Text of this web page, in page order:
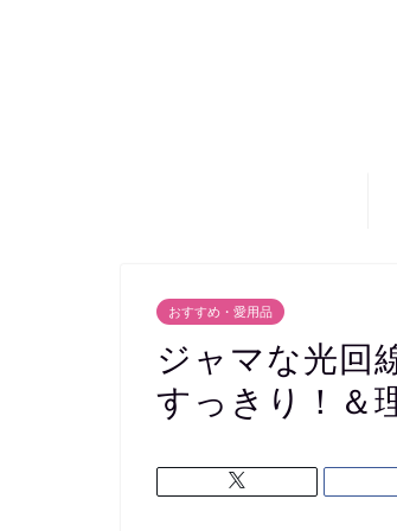
おすすめ・愛用品
ジャマな光回
すっきり！＆